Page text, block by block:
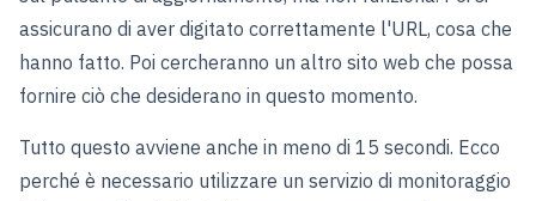
assicurano di aver digitato correttamente l'URL, cosa che
hanno fatto. Poi cercheranno un altro sito web che possa
fornire ciò che desiderano in questo momento.
Tutto questo avviene anche in meno di 15 secondi. Ecco
perché è necessario utilizzare un servizio di monitoraggio